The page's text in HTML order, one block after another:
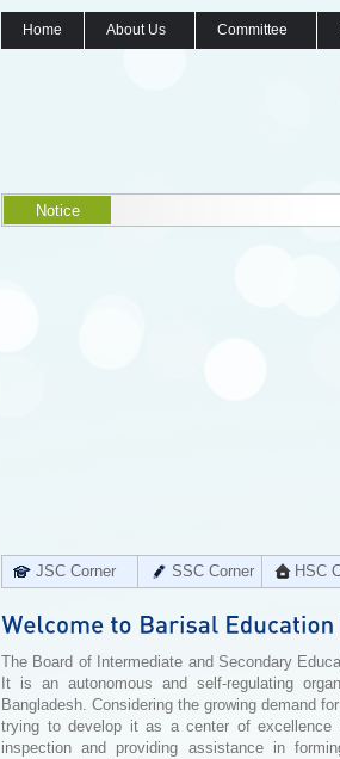
Home About Us Committee
Notice
JSC Corner SSC Corner HSC
The Board of Intermediate and Secondary
It is an autonomous and self-regulating
Bangladesh. Considering the growing demand
trying to develop it as a center of excellence
inspection and providing assistance in